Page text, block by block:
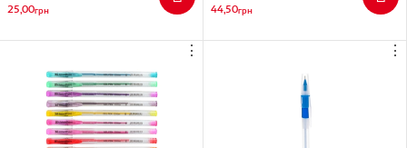
25,00грн 44,50грн
⋮ ⋮